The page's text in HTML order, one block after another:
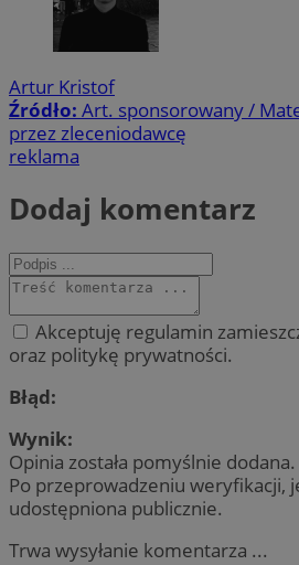
Artur Kristof
Źródło: Art. sponsorowany /
przez zleceniodawcę
reklama
Dodaj komentarz
Akceptuję regulamin
oraz politykę prywatności.
Błąd:
Wynik:
Opinia została pomyślnie dodana.
Po przeprowadzeniu weryfikacji,
udostępniona publicznie.
Trwa wysyłanie komentarza ...